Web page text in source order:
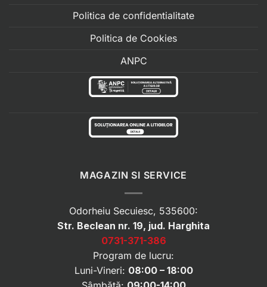
Politica de confidentialitate
Politica de Cookies
ANPC
MAGAZIN SI SERVICE
Odorheiu Secuiesc, 535600:
Str. Beclean nr. 19, jud. Harghita
0731-371-386
Program de lucru:
Luni-Vineri: 08:00 – 18:00